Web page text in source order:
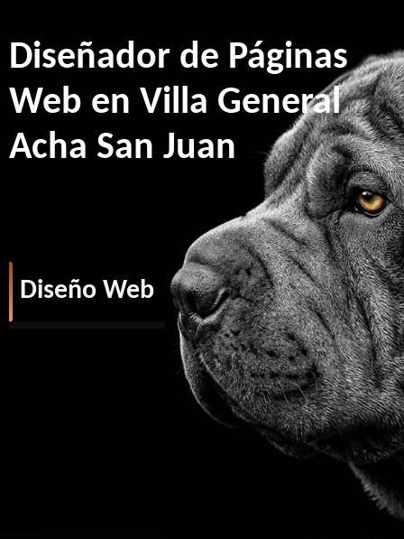
Diseñador de Páginas
Web en Villa General
Acha San Juan
Diseño Web